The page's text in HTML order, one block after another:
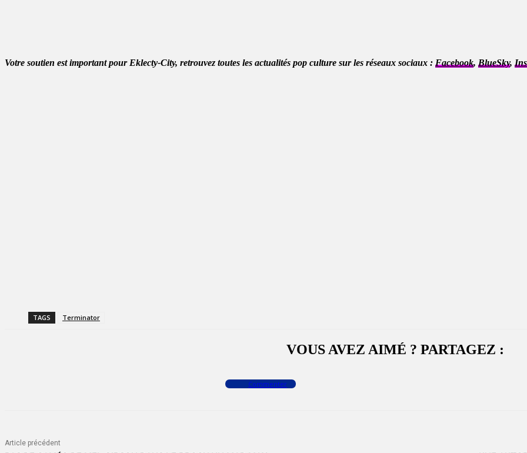
Votre soutien est important pour Eklecty-City, retrouvez toutes les actualités pop culture sur les réseaux sociaux : Facebook, BlueSky,
TAGS Terminator
VOUS AVEZ AIMÉ ? PARTAGEZ :
Commenter
Article précédent